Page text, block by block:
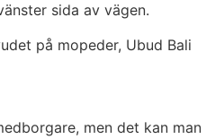
sida av vägen.
men det kan man